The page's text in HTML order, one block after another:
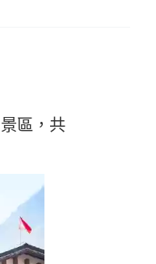
區，共